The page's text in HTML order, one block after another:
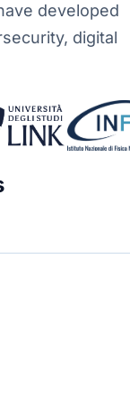
developed
digital